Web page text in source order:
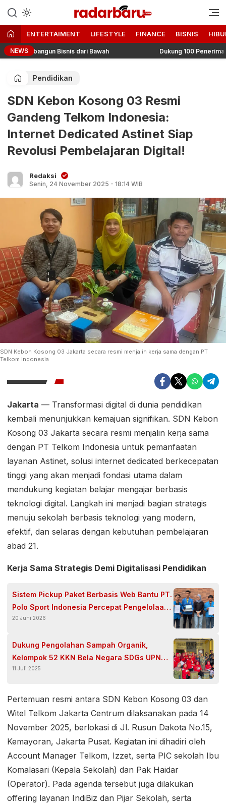
radarbaru.com
Informasi Berita Terbaru dan
Terkini Hari Ini
ENTERTAIMENT LIFESTYLE FINANCE BISNIS
NEWS Bisnis dari Bawah Dukung 100 Penerima
Pendidikan
SDN Kebon Kosong 03 Resmi
Gandeng Telkom Indonesia:
Internet Dedicated Astinet Siap
Revolusi Pembelajaran Digital!
Redaksi
Senin, 24 November 2025 - 18:14 WIB
SDN Kebon Kosong 03 Jakarta secara resmi menjalin kerja sama dengan PT
Telkom Indonesia
Jakarta — Transformasi digital di dunia pendidikan
kembali menunjukkan kemajuan signifikan. SDN Kebon
Kosong 03 Jakarta secara resmi menjalin kerja sama
dengan PT Telkom Indonesia untuk pemanfaatan
layanan Astinet, solusi internet dedicated berkecepatan
tinggi yang akan menjadi fondasi utama dalam
mendukung kegiatan belajar mengajar berbasis
teknologi digital. Langkah ini menjadi bagian strategis
menuju sekolah berbasis teknologi yang modern,
efektif, dan selaras dengan kebutuhan pembelajaran
abad 21.
Kerja Sama Strategis Demi Digitalisasi Pendidikan
Sistem Pickup Paket Berbasis Web Bantu PT.
Polo Sport Indonesia Percepat Pengelolaan
Data Logistik
20 Juni 2026
Dukung Pengolahan Sampah Organik,
Kelompok 52 KKN Bela Negara SDGs UPN
Veteran Jatim Gelar Sosialisasi Pembuatan
11 Juli 2025
Pertemuan resmi antara SDN Kebon Kosong 03 dan
Witel Telkom Jakarta Centrum dilaksanakan pada 14
November 2025, berlokasi di Jl. Rusun Dakota No.15,
Kemayoran, Jakarta Pusat. Kegiatan ini dihadiri oleh
Account Manager Telkom, Izzet, serta PIC sekolah Ibu
Komalasari (Kepala Sekolah) dan Pak Haidar
(Operator). Pada agenda tersebut juga dilakukan
offering layanan IndiBiz dan Pijar Sekolah, serta